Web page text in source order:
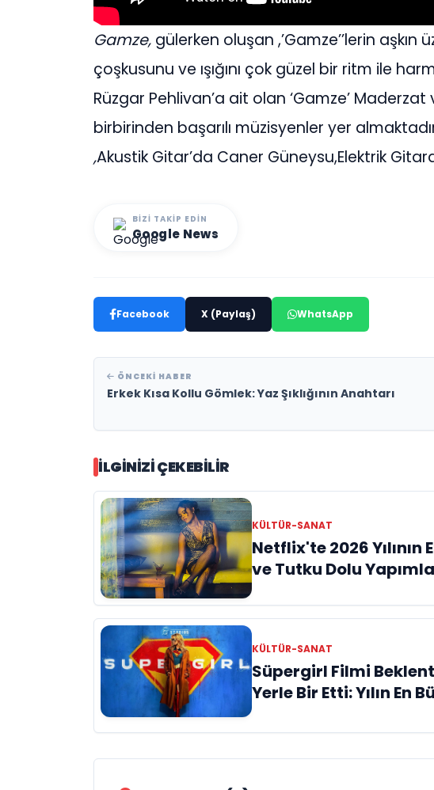
Gamze, gülerken oluşan ,’Gamze’’lerin
çoşkusunu ve ışığını çok güzel bir ritm ile
Rüzgar Pehlivan’a ait olan ‘Gamze’
birbirinden başarılı müzisyenler yer
,Akustik Gitar’da Caner Güneysu,Elektrik
BIZI TAKIP EDIN
Google News
Facebook X (Paylaş) WhatsApp
ÖNCEKI HABER
Erkek Kısa Kollu Gömlek: Yaz Şıklığının Anahtarı
İLGINIZI ÇEKEBILIR
KÜLTÜR-SANAT
Netflix'te 2026 Yılının
ve Tutku Dolu
KÜLTÜR-SANAT
Süpergirl Filmi
Yerle Bir Etti: Yılın En
Hayal Kırıklıklarından
mi?